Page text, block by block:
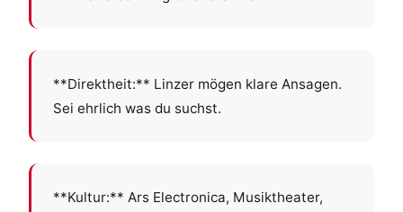
**Direktheit:** Linzer mögen klare Ansagen.
Sei ehrlich was du suchst.
**Kultur:** Ars Electronica, Musiktheater,